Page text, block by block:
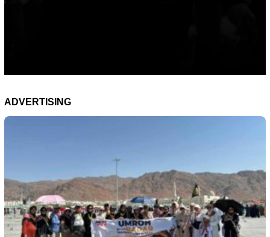
ADVERTISING